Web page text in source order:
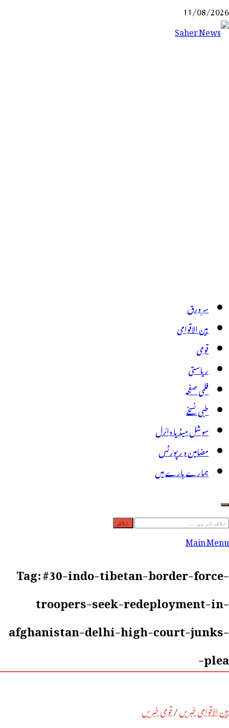
Skip
to
11/08/2026
سر ورق
بین الاقوامی
قومی
ریاستی
فلمی صفحہ
طبی نسخے
سوشل میڈیا وائرل
مضامین و رپورٹس
ہمارے بارے میں
تلاش
کریں
Main Menu
Tag:#30-indo-tibetan-border-force-
troopers-seek-redeployment-in-
afghanistan-delhi-high-court-junks-
plea-
بین الاقوامی خبریں/قومی خبریں